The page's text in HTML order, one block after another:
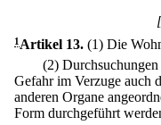
1 Artikel 13. (1) Die
(2)
Gefahr im Verzuge auch
anderen Organe
Form durchgeführt